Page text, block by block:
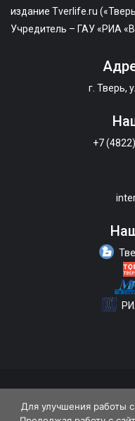
издание Tverlife.ru
Учредитель – ГАУ «РИА
г. Тверь,
+7
Для улучшения работы